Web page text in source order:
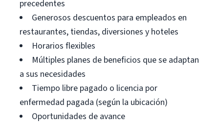
precedentes
Generosos descuentos para empleados en
restaurantes, tiendas, diversiones y hoteles
Horarios flexibles
Múltiples planes de beneficios que se adaptan
a sus necesidades
Tiempo libre pagado o licencia por
enfermedad pagada (según la ubicación)
Oportunidades de avance